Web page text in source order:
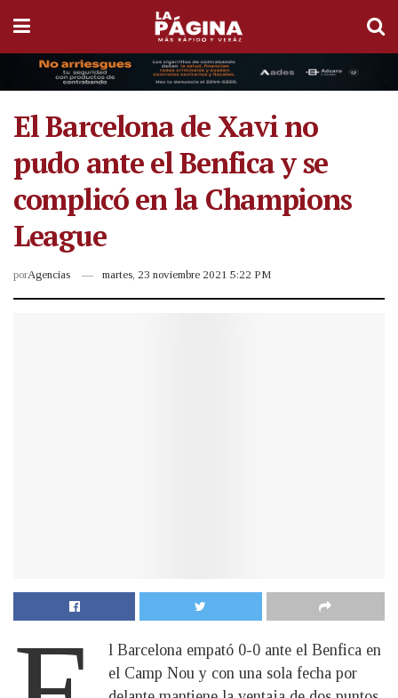
El Barcelona de Xavi no
pudo ante el Benfica y se
complicó en la Champions
League
porAgencias martes, 23 noviembre 2021 5:22 PM
l Barcelona empató 0-0 ante el Benfica en
el Camp Nou y con una sola fecha por